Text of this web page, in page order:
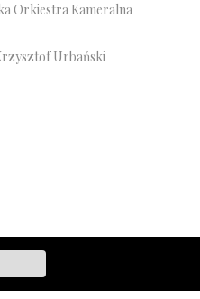
Orkiestra Kameralna
Urbański